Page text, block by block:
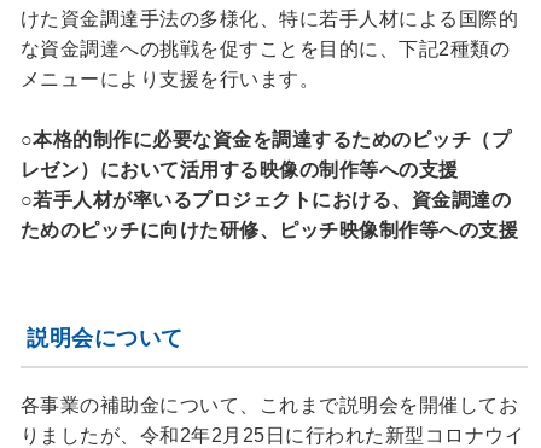
けた資金調達手法の多様化、特に若手人材による国際的
な資金調達への挑戦を促すことを目的に、下記2種類の
メニューにより支援を行います。
○本格的制作に必要な資金を調達するためのピッチ（プ
レゼン）において活用する映像の制作等への支援
○若手人材が率いるプロジェクトにおける、資金調達の
ためのピッチに向けた研修、ピッチ映像制作等への支援
説明会について
各事業の補助金について、これまで説明会を開催してお
りましたが、令和2年2月25日に行われた新型コロナウイ